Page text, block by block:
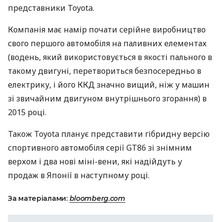
представники Toyota.
Компанія має намір почати серійне виробництво
свого першого автомобіля на паливних елементах
(водень, який використовується в якості пального в
такому двигуні, перетвориться безпосередньо в
електрику, і його ККДзначно вищий, ніж у машин
зі звичайним двигуном внутрішнього згорання) в
2015 році.
Також Toyota планує представити гібридну версію
спортивного автомобіля серії GT86 зі знімним
верхом і два нові міні-вени, які надійдуть у
продаж в Японії в наступному році.
За матеріалами: bloomberg.com